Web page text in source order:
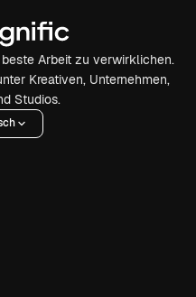
Arbeit zu verwirklichen.
Kreativen, Unternehmen,
Studios.